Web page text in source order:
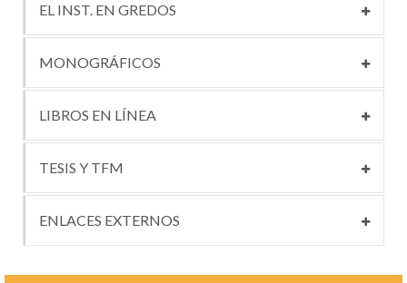
EL INST. EN GREDOS
MONOGRÁFICOS
LIBROS EN LÍNEA
TESIS Y TFM
ENLACES EXTERNOS